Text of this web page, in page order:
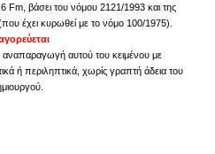
Fm, βάσει του νόμου 2121/1993 και της
έχει κυρωθεί με το νόμο 100/1975).
αναπαραγωγή αυτού του κειμένου με
ή περιληπτικά, χωρίς γραπτή άδεια του